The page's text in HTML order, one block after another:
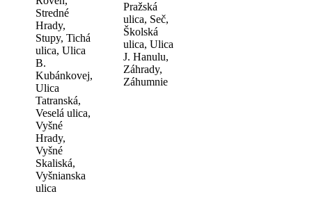
Stredné
Hrady,
Stupy, Tichá
ulica, Ulica
B.
Kubánkovej,
Ulica
Tatranská,
Veselá ulica,
Vyšné
Hrady,
Vyšné
Skaliská,
Vyšnianska
ulica
Pražská
ulica, Seč,
Školská
ulica, Ulica
J. Hanulu,
Záhrady,
Záhumnie